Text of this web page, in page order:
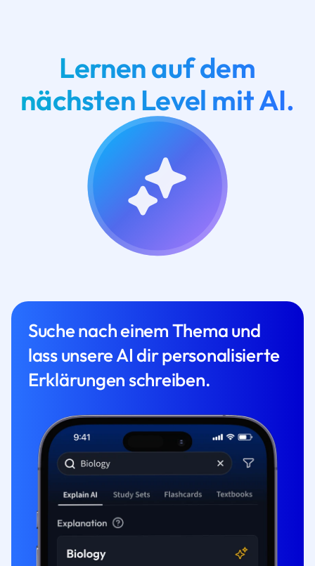
Lernen auf dem
nächsten Level mit AI.
Suche nach einem Thema und
lass unsere AI dir personalisierte
Erklärungen schreiben.